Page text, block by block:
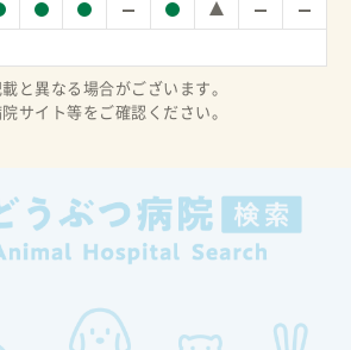
と異なる場合がございます。
サイト等をご確認ください。